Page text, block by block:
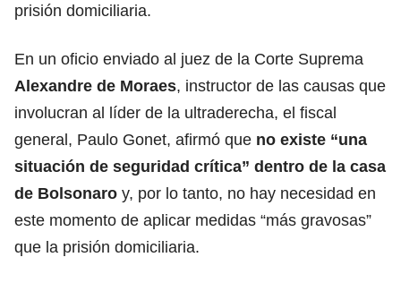
prisión domiciliaria.
En un oficio enviado al juez de la Corte Suprema
Alexandre de Moraes, instructor de las causas que
involucran al líder de la ultraderecha, el fiscal
general, Paulo Gonet, afirmó que no existe “una
situación de seguridad crítica” dentro de la casa
de Bolsonaro y, por lo tanto, no hay necesidad en
este momento de aplicar medidas “más gravosas”
que la prisión domiciliaria.